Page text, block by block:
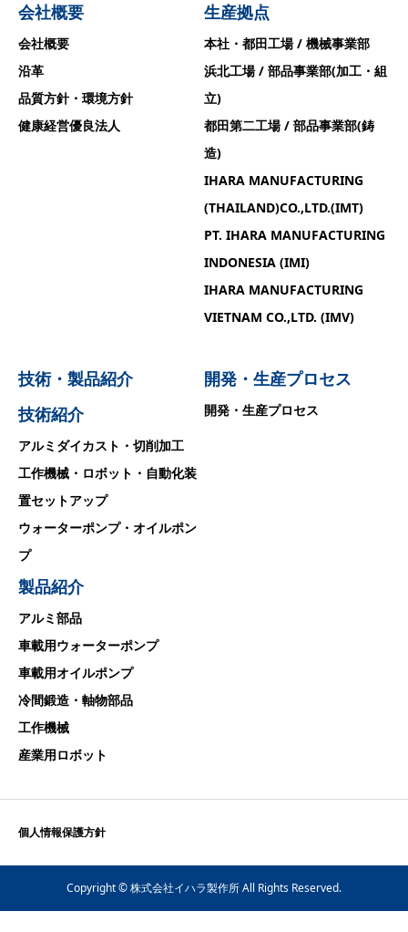
会社概要
会社概要
沿革
品質方針・環境方針
健康経営優良法人
生産拠点
本社・都田工場 / 機械事業部
浜北工場 / 部品事業部(加工・組
立)
都田第二工場 / 部品事業部(鋳
造)
IHARA MANUFACTURING
(THAILAND)CO.,LTD.(IMT)
PT. IHARA MANUFACTURING
INDONESIA (IMI)
IHARA MANUFACTURING
VIETNAM CO.,LTD. (IMV)
技術・製品紹介
技術紹介
アルミダイカスト・切削加工
工作機械・ロボット・自動化装
置セットアップ
ウォーターポンプ・オイルポン
プ
製品紹介
アルミ部品
車載用ウォーターポンプ
車載用オイルポンプ
冷間鍛造・軸物部品
工作機械
産業用ロボット
開発・生産プロセス
開発・生産プロセス
個人情報保護方針
Copyright © 株式会社イハラ製作所 All Rights Reserved.